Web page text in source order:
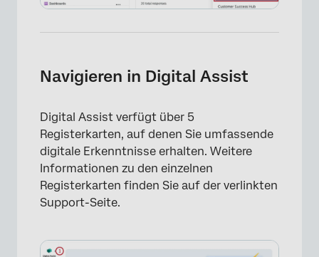
Navigieren in Digital Assist
Digital Assist verfügt über 5
Registerkarten, auf denen Sie umfassende
digitale Erkenntnisse erhalten. Weitere
Informationen zu den einzelnen
Registerkarten finden Sie auf der verlinkten
Support-Seite.